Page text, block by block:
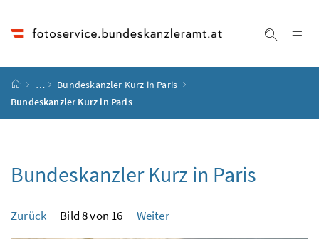
Startseite
…
Bundeskanzler Kurz in Paris
Bundeskanzler Kurz in Paris
Bundeskanzler Kurz in Paris
Zurück Bild 8 von 16 Weiter